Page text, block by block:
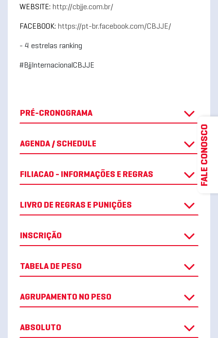
WEBSITE: http://cbjje.com.br/
FACEBOOK: https://pt-br.facebook.com/CBJJE/
- 4 estrelas ranking
#BjjInternacionalCBJJE
PRÉ-CRONOGRAMA
AGENDA / SCHEDULE
FILIACAO - INFORMAÇÕES E REGRAS
LIVRO DE REGRAS E PUNIÇÕES
INSCRIÇÃO
TABELA DE PESO
AGRUPAMENTO NO PESO
ABSOLUTO
FALE CONOSCO